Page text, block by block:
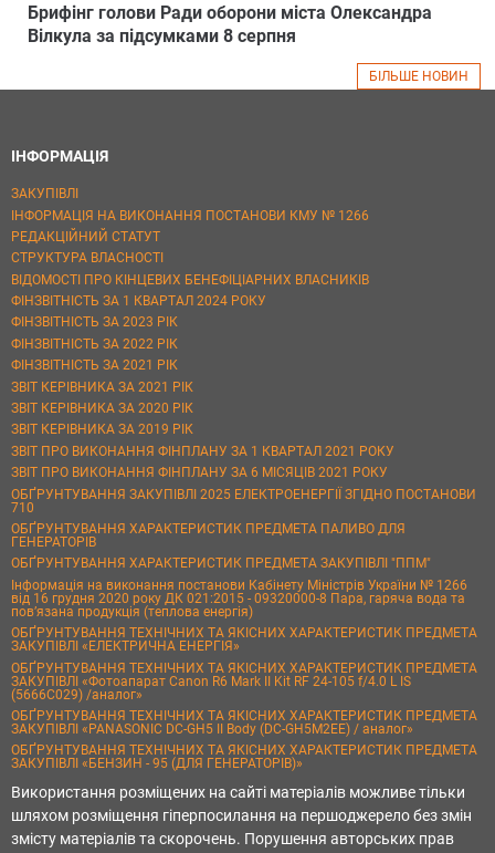
Брифінг голови Ради оборони міста Олександра
Вілкула за підсумками 8 серпня
БІЛЬШЕ НОВИН
ІНФОРМАЦІЯ
ЗАКУПІВЛІ
ІНФОРМАЦІЯ НА ВИКОНАННЯ ПОСТАНОВИ КМУ № 1266
РЕДАКЦІЙНИЙ СТАТУТ
СТРУКТУРА ВЛАСНОСТІ
ВІДОМОСТІ ПРО КІНЦЕВИХ БЕНЕФІЦІАРНИХ ВЛАСНИКІВ
ФІНЗВІТНІСТЬ ЗА 1 КВАРТАЛ 2024 РОКУ
ФІНЗВІТНІСТЬ ЗА 2023 РІК
ФІНЗВІТНІСТЬ ЗА 2022 РІК
ФІНЗВІТНІСТЬ ЗА 2021 РІК
ЗВІТ КЕРІВНИКА ЗА 2021 РІК
ЗВІТ КЕРІВНИКА ЗА 2020 РІК
ЗВІТ КЕРІВНИКА ЗА 2019 РІК
ЗВІТ ПРО ВИКОНАННЯ ФІНПЛАНУ ЗА 1 КВАРТАЛ 2021 РОКУ
ЗВІТ ПРО ВИКОНАННЯ ФІНПЛАНУ ЗА 6 МІСЯЦІВ 2021 РОКУ
ОБҐРУНТУВАННЯ ЗАКУПІВЛІ 2025 ЕЛЕКТРОЕНЕРГІЇ ЗГІДНО ПОСТАНОВИ
710
ОБҐРУНТУВАННЯ ХАРАКТЕРИСТИК ПРЕДМЕТА ПАЛИВО ДЛЯ
ГЕНЕРАТОРІВ
ОБҐРУНТУВАННЯ ХАРАКТЕРИСТИК ПРЕДМЕТА ЗАКУПІВЛІ "ППМ"
Інформація на виконання постанови Кабінету Міністрів України № 1266
від 16 грудня 2020 року ДК 021:2015 - 09320000-8 Пара, гаряча вода та
пов’язана продукція (теплова енергія)
ОБҐРУНТУВАННЯ ТЕХНІЧНИХ ТА ЯКІСНИХ ХАРАКТЕРИСТИК ПРЕДМЕТА
ЗАКУПІВЛІ «ЕЛЕКТРИЧНА ЕНЕРГІЯ»
ОБҐРУНТУВАННЯ ТЕХНІЧНИХ ТА ЯКІСНИХ ХАРАКТЕРИСТИК ПРЕДМЕТА
ЗАКУПІВЛІ «Фотоапарат Canon R6 Mark II Kit RF 24-105 f/4.0 L IS
(5666C029) /аналог»
ОБҐРУНТУВАННЯ ТЕХНІЧНИХ ТА ЯКІСНИХ ХАРАКТЕРИСТИК ПРЕДМЕТА
ЗАКУПІВЛІ «PANASONIC DC-GH5 II Body (DC-GH5M2EE) / аналог»
ОБҐРУНТУВАННЯ ТЕХНІЧНИХ ТА ЯКІСНИХ ХАРАКТЕРИСТИК ПРЕДМЕТА
ЗАКУПІВЛІ «БЕНЗИН - 95 (ДЛЯ ГЕНЕРАТОРІВ)»
Використання розміщених на сайті матеріалів можливе тільки
шляхом розміщення гіперпосилання на першоджерело без змін
змісту матеріалів та скорочень. Порушення авторських прав